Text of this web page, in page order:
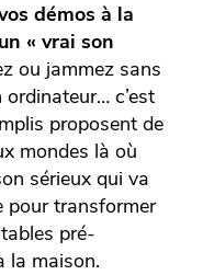
démos à la
« vrai son
ou jammez sans
c’est
proposent de
mondes là où
sérieux qui va
pour transformer
pré-
la maison.